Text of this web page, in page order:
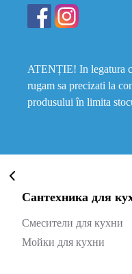
ATENȚIE! In legatura
rugam sa precizati la
produsului în limita
Сантехника для
Смесители для кухни
Мойки для кухни